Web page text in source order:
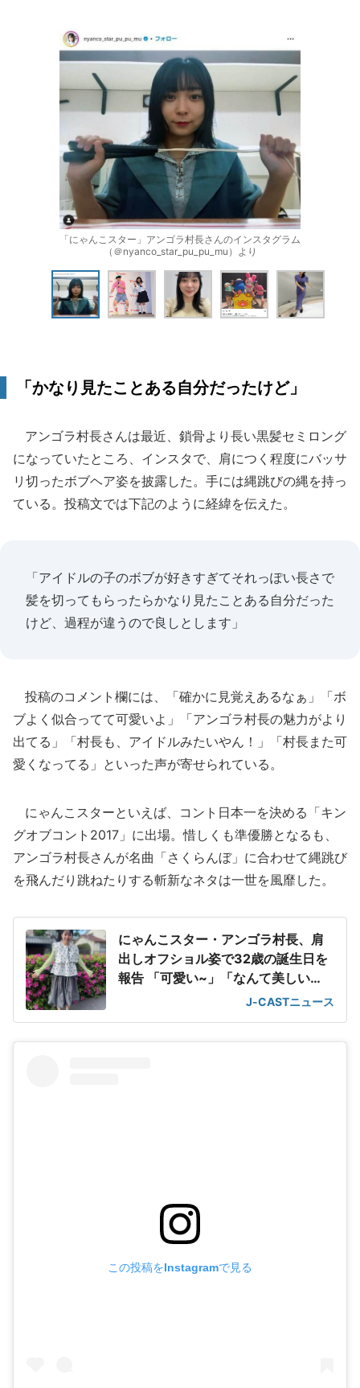
「にゃんこスター」アンゴラ村長さんのインスタグラム
（＠nyanco_star_pu_pu_mu）より
「かなり見たことある自分だったけど」
アンゴラ村長さんは最近、鎖骨より長い黒髪セミロング
になっていたところ、インスタで、肩につく程度にバッサ
リ切ったボブヘア姿を披露した。手には縄跳びの縄を持っ
ている。投稿文では下記のように経緯を伝えた。
「アイドルの子のボブが好きすぎてそれっぽい長さで
髪を切ってもらったらかなり見たことある自分だった
けど、過程が違うので良しとします」
投稿のコメント欄には、「確かに見覚えあるなぁ」「ボ
ブよく似合ってて可愛いよ」「アンゴラ村長の魅力がより
出てる」「村長も、アイドルみたいやん！」「村長また可
愛くなってる」といった声が寄せられている。
にゃんこスターといえば、コント日本一を決める「キン
グオブコント2017」に出場。惜しくも準優勝となるも、
アンゴラ村長さんが名曲「さくらんぼ」に合わせて縄跳び
を飛んだり跳ねたりする斬新なネタは一世を風靡した。
にゃんこスター・アンゴラ村長、肩
出しオフショル姿で32歳の誕生日を
報告 「可愛い~」「なんて美しい
J-CASTニュース
この投稿をInstagramで見る